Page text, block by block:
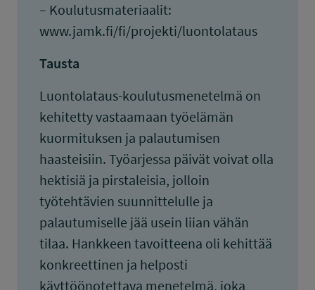
– Koulutusmateriaalit:
www.jamk.fi/fi/projekti/luontolataus
Tausta
Luontolataus-koulutusmenetelmä on
kehitetty vastaamaan työelämän
kuormituksen ja palautumisen
haasteisiin. Työarjessa päivät voivat olla
hektisiä ja pirstaleisia, jolloin
työtehtävien suunnittelulle ja
palautumiselle jää usein liian vähän
tilaa. Hankkeen tavoitteena oli kehittää
konkreettinen ja helposti
käyttöönotettava menetelmä, joka